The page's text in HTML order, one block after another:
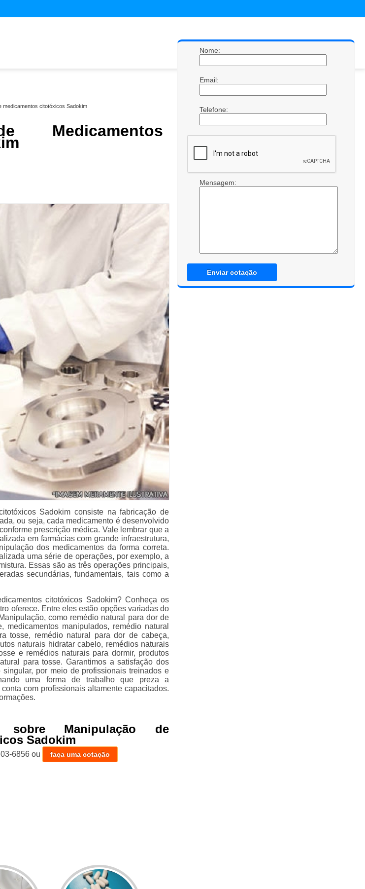
medicamentos citotóxicos Sadokim
Medicamentos
Sadokim consiste na fabricação de
ou seja, cada medicamento é desenvolvido
prescrição médica. Vale lembrar que a
em farmácias com grande infraestrutura,
dos medicamentos da forma correta.
uma série de operações, por exemplo, a
Essas são as três operações principais,
secundárias, fundamentais, tais como a
citotóxicos Sadokim? Conheça os
oferece. Entre eles estão opções variadas do
como remédio natural para dor de
medicamentos manipulados, remédio natural
tosse, remédio natural para dor de cabeça,
naturais hidratar cabelo, remédios naturais
e remédios naturais para dormir, produtos
para tosse. Garantimos a satisfação dos
por meio de profissionais treinados e
uma forma de trabalho que preza a
com profissionais altamente capacitados.
Manipulação de
Sadokim
6856 ou faça uma cotação
Nome:
Email:
Telefone:
Mensagem:
Enviar cotação